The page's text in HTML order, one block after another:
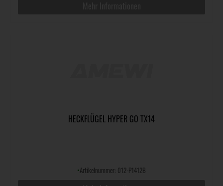
HECKFLÜGEL HYPER GO TX14
•Artikelnummer: 012-P1412B